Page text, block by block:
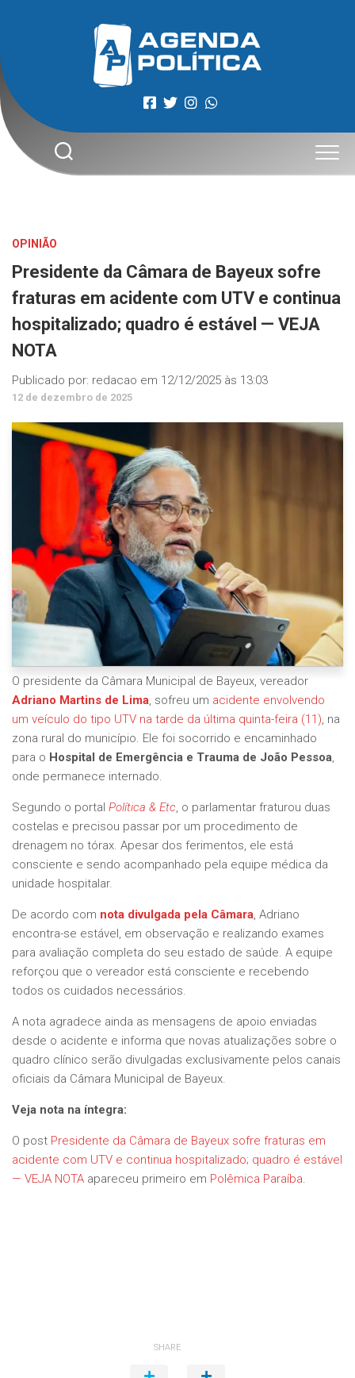
OPINIÃO
Presidente da Câmara de Bayeux sofre
fraturas em acidente com UTV e continua
hospitalizado; quadro é estável — VEJA
NOTA
Publicado por: redacao em 12/12/2025 às 13:03
12 de dezembro de 2025
O presidente da Câmara Municipal de Bayeux, vereador
Adriano Martins de Lima, sofreu um acidente envolvendo
um veículo do tipo UTV na tarde da última quinta-feira (11), na
zona rural do município. Ele foi socorrido e encaminhado
para o Hospital de Emergência e Trauma de João Pessoa,
onde permanece internado.
Segundo o portal Política & Etc, o parlamentar fraturou duas
costelas e precisou passar por um procedimento de
drenagem no tórax. Apesar dos ferimentos, ele está
consciente e sendo acompanhado pela equipe médica da
unidade hospitalar.
De acordo com nota divulgada pela Câmara, Adriano
encontra-se estável, em observação e realizando exames
para avaliação completa do seu estado de saúde. A equipe
reforçou que o vereador está consciente e recebendo
todos os cuidados necessários.
A nota agradece ainda as mensagens de apoio enviadas
desde o acidente e informa que novas atualizações sobre o
quadro clínico serão divulgadas exclusivamente pelos canais
oficiais da Câmara Municipal de Bayeux.
Veja nota na íntegra:
O post Presidente da Câmara de Bayeux sofre fraturas em
acidente com UTV e continua hospitalizado; quadro é estável
— VEJA NOTA apareceu primeiro em Polêmica Paraíba.
SHARE